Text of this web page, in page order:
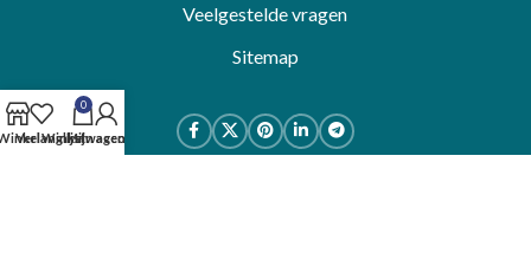
Veelgestelde vragen
Sitemap
Verlanglijst
0
Winkelwagen
Mijn account